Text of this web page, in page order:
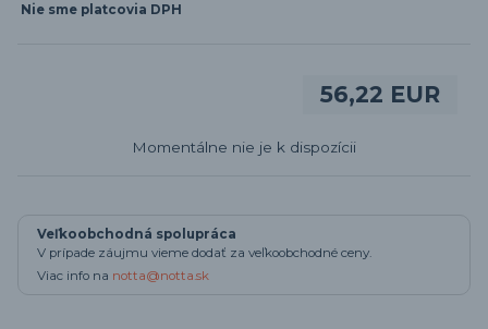
Nie sme platcovia DPH
56,22 EUR
Momentálne nie je k dispozícii
Veľkoobchodná spolupráca
V prípade záujmu vieme dodať za veľkoobchodné ceny.
Viac info na notta@notta.sk